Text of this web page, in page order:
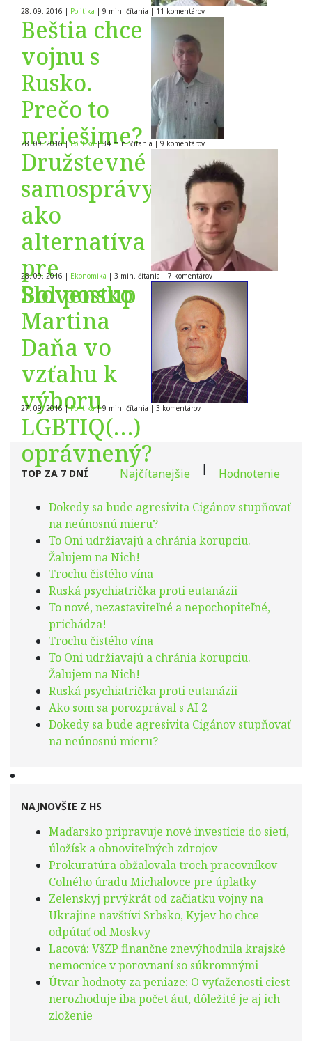
od 1989
časť 6
28. 09. 2016 | Politika | 9 min. čítania | 11 komentárov
Beštia chce
vojnu s
Rusko.
Prečo to
neriešime?
28. 09. 2016| Politika |34 min. čítania | 9 komentárov
Družstevné
samosprávy
ako
alternatíva
pre
Slovensko
28. 09. 2016 | Ekonomika | 3 min. čítania | 7 komentárov
Bol postup
Martina
Daňa vo
vzťahu k
výboru
LGBTIQ(…)
oprávnený?
27. 09. 2016 | Politika |9 min. čítania | 3 komentárov
TOP ZA 7 DNÍ Najčítanejšie | Hodnotenie
Dokedy sa bude agresivita Cigánov stupňovať
na neúnosnú mieru?
To Oni udržiavajú a chránia korupciu.
Žalujem na Nich!
Trochu čistého vína
Ruská psychiatrička proti eutanázii
To nové, nezastaviteľné a nepochopiteľné,
prichádza!
Trochu čistého vína
To Oni udržiavajú a chránia korupciu.
Žalujem na Nich!
Ruská psychiatrička proti eutanázii
Ako som sa porozprával s AI 2
Dokedy sa bude agresivita Cigánov stupňovať
na neúnosnú mieru?
NAJNOVŠIE Z HS
Maďarsko pripravuje nové investície do sietí,
úložísk a obnoviteľných zdrojov
Prokuratúra obžalovala troch pracovníkov
Colného úradu Michalovce pre úplatky
Zelenskyj prvýkrát od začiatku vojny na
Ukrajine navštívi Srbsko, Kyjev ho chce
odpútať od Moskvy
Lacová: VšZP finančne znevýhodnila krajské
nemocnice v porovnaní so súkromnými
Útvar hodnoty za peniaze: O vyťaženosti ciest
nerozhoduje iba počet áut, dôležité je aj ich
zloženie